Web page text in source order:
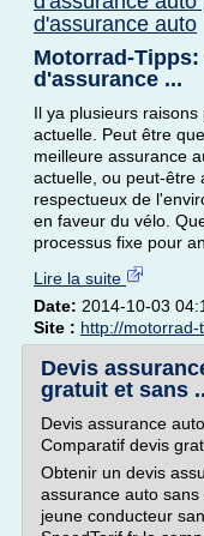
d'assurance auto
Motorrad-
d'assurance ...
Il ya plusieurs
actuelle. Peut être
meilleure assurance
actuelle, ou peut-être
respectueux de
en faveur du vélo.
processus fixe pour
Lire la suite
Date: 2014-10-03
Site : http://motorrad-
Devis
gratuit et sans
Devis assurance
Comparatif devis
Obtenir un devis
assurance auto
jeune conducteur